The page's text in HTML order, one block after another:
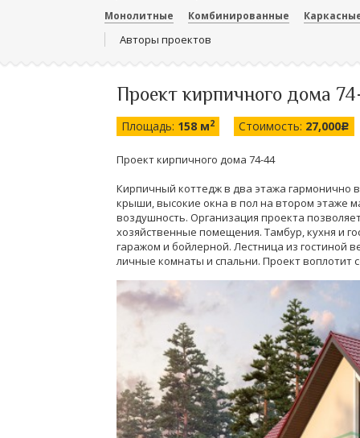
Монолитные Комбинированные
Авторы проектов
Проект кирпичного дома
Площадь: 158 м2 Стоимость: 27,000c
Проект кирпичного дома 74-44
Кирпичный коттедж в два этажа гармонично
крыши, высокие окна в пол на втором этаже
воздушность. Организация проекта
хозяйственные помещения. Тамбур, кухня и
гаражом и бойлерной. Лестница из гостиной
личные комнаты и спальни. Проект воплотит